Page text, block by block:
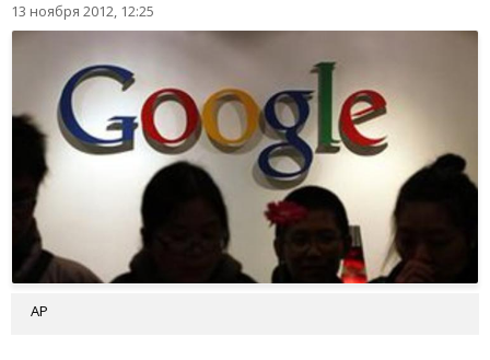
13 ноября 2012, 12:25
AP